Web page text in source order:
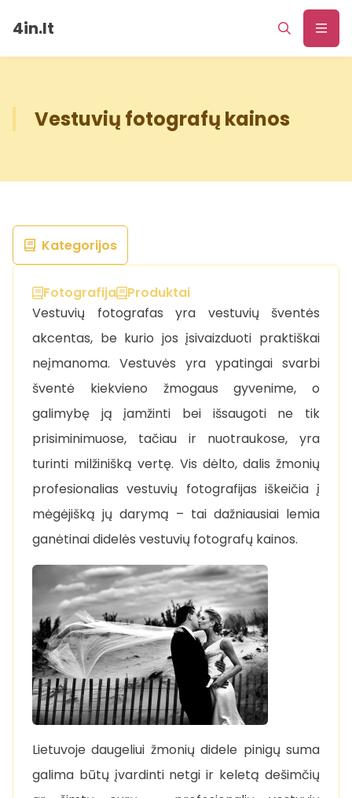
4in.lt
Vestuvių fotografų kainos
Fotografija
Produktai
Vestuvių fotografas yra vestuvių šventės
akcentas, be kurio jos įsivaizduoti praktiškai
neįmanoma. Vestuvės yra ypatingai svarbi
šventė kiekvieno žmogaus gyvenime, o
galimybę ją įamžinti bei išsaugoti ne tik
prisiminimuose, tačiau ir nuotraukose, yra
turinti milžinišką vertę. Vis dėlto, dalis žmonių
profesionalias vestuvių fotografijas iškeičia į
mėgėjišką jų darymą – tai dažniausiai lemia
ganėtinai didelės vestuvių fotografų kainos.
Lietuvoje daugeliui žmonių didele pinigų suma
galima būtų įvardinti netgi ir keletą dešimčių
Kategorijos